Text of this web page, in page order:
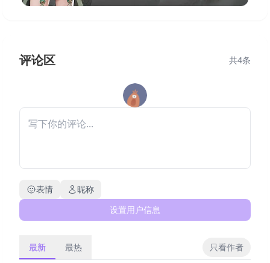
评论区 共4条
表情
昵称
设置用户信息
最新 最热 只看作者